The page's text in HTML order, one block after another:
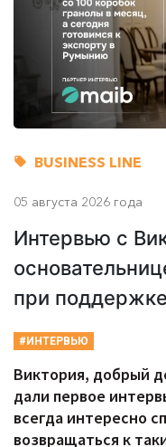
BUSINESS LINE
05 августа 2026 года
Интервью с
при поддержке
#ИНТЕРВЬЮ
Виктория, добрый
дали первое
всегда интересно
возвращаться к